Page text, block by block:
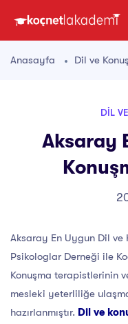
Anasayfa Dil ve
DIL
Aksaray
Aksaray En Uygun Dil ve
Psikologlar Derneği ile
Konuşma terapistlerinin
mesleki yeterliliğe
hazırlanmıştır. Dil ve